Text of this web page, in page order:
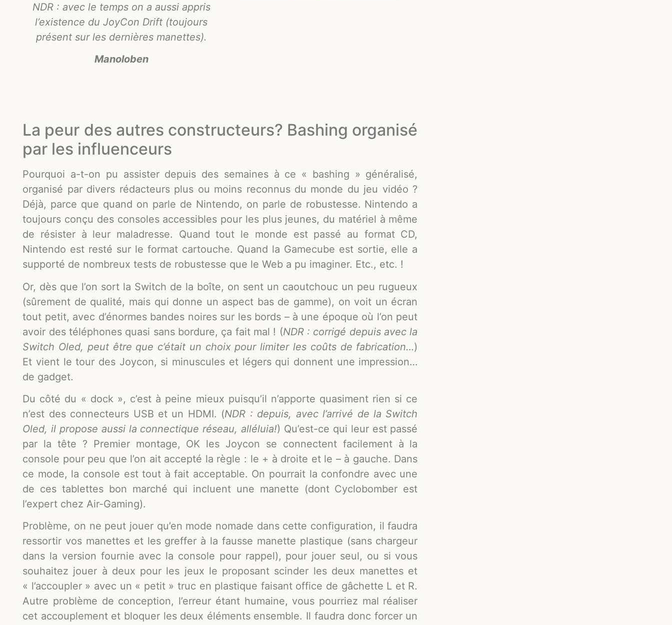
NDR : avec le temps on a aussi appris
l’existence du JoyCon Drift (toujours
présent sur les dernières manettes).
Manoloben
La peur des autres constructeurs? Bashing organisé
par les influenceurs
Pourquoi a-t-on pu assister depuis des semaines à ce « bashing » généralisé,
organisé par divers rédacteurs plus ou moins reconnus du monde du jeu vidéo ?
Déjà, parce que quand on parle de Nintendo, on parle de robustesse. Nintendo a
toujours conçu des consoles accessibles pour les plus jeunes, du matériel à même
de résister à leur maladresse. Quand tout le monde est passé au format CD,
Nintendo est resté sur le format cartouche. Quand la Gamecube est sortie, elle a
supporté de nombreux tests de robustesse que le Web a pu imaginer. Etc., etc. !
Or, dès que l’on sort la Switch de la boîte, on sent un caoutchouc un peu rugueux
(sûrement de qualité, mais qui donne un aspect bas de gamme), on voit un écran
tout petit, avec d’énormes bandes noires sur les bords – à une époque où l’on peut
avoir des téléphones quasi sans bordure, ça fait mal ! (NDR : corrigé depuis avec la
Switch Oled, peut être que c’était un choix pour limiter les coûts de fabrication…)
Et vient le tour des Joycon, si minuscules et légers qui donnent une impression…
de gadget.
Du côté du « dock », c’est à peine mieux puisqu’il n’apporte quasiment rien si ce
n’est des connecteurs USB et un HDMI. (NDR : depuis, avec l’arrivé de la Switch
Oled, il propose aussi la connectique réseau, alléluia!) Qu’est-ce qui leur est passé
par la tête ? Premier montage, OK les Joycon se connectent facilement à la
console pour peu que l’on ait accepté la règle : le + à droite et le – à gauche. Dans
ce mode, la console est tout à fait acceptable. On pourrait la confondre avec une
de ces tablettes bon marché qui incluent une manette (dont Cyclobomber est
l’expert chez Air-Gaming).
Problème, on ne peut jouer qu’en mode nomade dans cette configuration, il faudra
ressortir vos manettes et les greffer à la fausse manette plastique (sans chargeur
dans la version fournie avec la console pour rappel), pour jouer seul, ou si vous
souhaitez jouer à deux pour les jeux le proposant scinder les deux manettes et
« l’accoupler » avec un « petit » truc en plastique faisant office de gâchette L et R.
Autre problème de conception, l’erreur étant humaine, vous pourriez mal réaliser
cet accouplement et bloquer les deux éléments ensemble. Il faudra donc forcer un